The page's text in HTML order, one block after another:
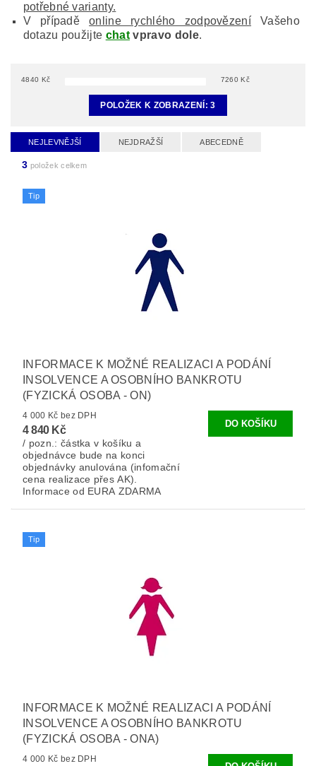
potřebné varianty.
V případěonline rychlého zodpovězení Vašeho
dotazu použijte chatvpravo dole.
4840 Kč 7260 Kč
POLOŽEK K ZOBRAZENÍ:3
NEJLEVNĚJŠÍ NEJDRAŽŠÍ ABECEDNĚ
3 položek celkem
Tip
INFORMACE K MOŽNÉ REALIZACI A PODÁNÍ
INSOLVENCE A OSOBNÍHO BANKROTU
(FYZICKÁ OSOBA - ON)
4 000 Kč bez DPH
4 840 Kč
/ pozn.: částka v košíku a
objednávce bude na konci
objednávky anulována (infomační
cena realizace přes AK).
Informace od EURA ZDARMA
Tip
INFORMACE K MOŽNÉ REALIZACI A PODÁNÍ
INSOLVENCE A OSOBNÍHO BANKROTU
(FYZICKÁ OSOBA - ONA)
4 000 Kč bez DPH